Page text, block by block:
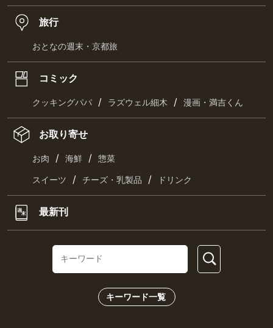
旅行
おとなの週末・京都旅
コミック
クッキングパパ / ラズウェル細木 / 漫画・満吉くん
お取り寄せ
お肉 / 海鮮 / 惣菜
スイーツ / チーズ・乳製品 / ドリンク
最新刊
キーワード一覧